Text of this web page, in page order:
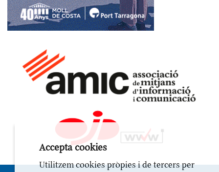
Accepta cookies
Utilitzem cookies pròpies i de tercers per